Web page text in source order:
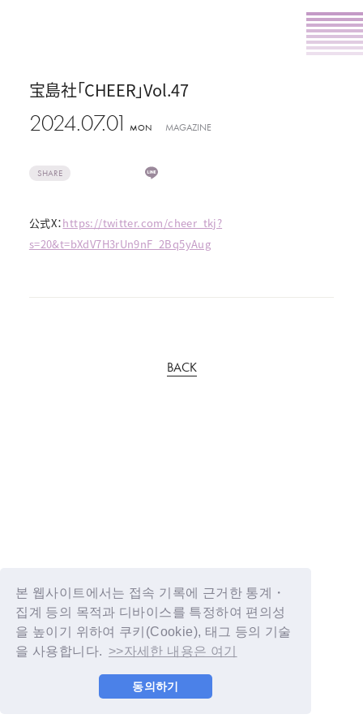
본 웹사이트에서는 접속 기록에 근거한 통계・
집계 등의 목적과 디바이스를 특정하여 편의성
을 높이기 위하여 쿠키(Cookie), 태그 등의 기술
을 사용합니다. >>자세한 내용은 여기
동의하기
宝島社「CHEER」Vol.47
2024.07.01 MON MAGAZINE
SHARE
公式X：https://twitter.com/cheer_tkj?
s=20&t=bXdV7H3rUn9nF_2Bq5yAug
BACK
© YOSHIMOTO KOGYO / Fanplus